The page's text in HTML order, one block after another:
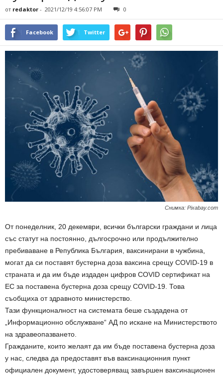
от redaktor - 2021/12/19 4:56:07 PM 0
Facebook Twitter
Снимка: Pixabay.com
От понеделник, 20 декември, всички български граждани и лица
със статут на постоянно, дългосрочно или продължително
пребиваване в Република България, ваксинирани в чужбина,
могат да си поставят бустерна доза ваксина срещу COVID-19 в
страната и да им бъде издаден цифров COVID сертификат на
ЕС за поставена бустерна доза срещу COVID-19. Това
съобщиха от здравното министерство.
Тази функционалност на системата беше създадена от
„Информационно обслужване“ АД по искане на Министерството
на здравеопазването.
Гражданите, които желаят да им бъде поставена бустерна доза
у нас, следва да предоставят във ваксинационния пункт
официален документ, удостоверяващ завършен ваксинационен